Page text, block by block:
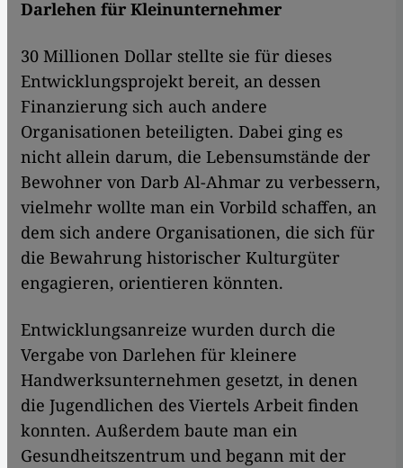
Darlehen für Kleinunternehmer
30 Millionen Dollar stellte sie für dieses
Entwicklungsprojekt bereit, an dessen
Finanzierung sich auch andere
Organisationen beteiligten. Dabei ging es
nicht allein darum, die Lebensumstände der
Bewohner von Darb Al-Ahmar zu verbessern,
vielmehr wollte man ein Vorbild schaffen, an
dem sich andere Organisationen, die sich für
die Bewahrung historischer Kulturgüter
engagieren, orientieren könnten.
Entwicklungsanreize wurden durch die
Vergabe von Darlehen für kleinere
Handwerksunternehmen gesetzt, in denen
die Jugendlichen des Viertels Arbeit finden
konnten. Außerdem baute man ein
Gesundheitszentrum und begann mit der